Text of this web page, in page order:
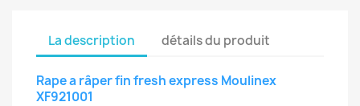
La description détails du produit
Rape a râper fin fresh express Moulinex
XF921001